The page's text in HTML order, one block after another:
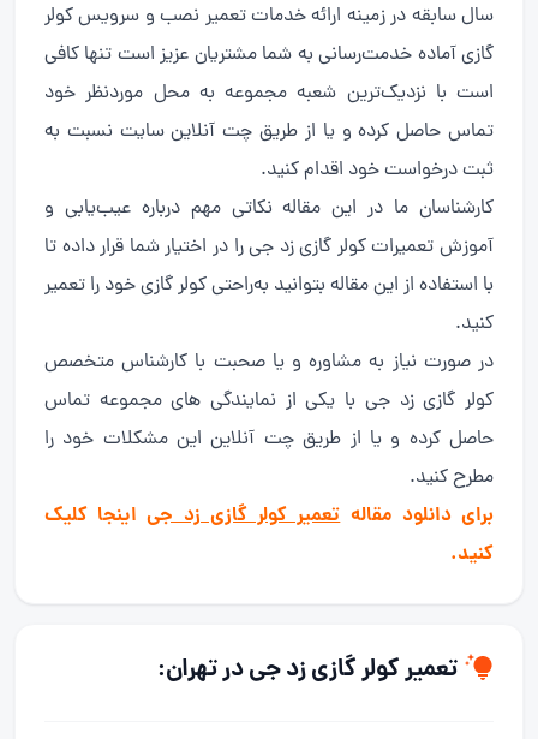
سال سابقه در زمینه ارائه خدمات تعمیر نصب و سرویس کولر
گازی آماده خدمت‌رسانی به شما مشتریان عزیز است تنها کافی
است با نزدیک‌ترین شعبه مجموعه به محل موردنظر خود
تماس حاصل کرده و یا از طریق چت آنلاین سایت نسبت به
ثبت درخواست خود اقدام کنید.
کارشناسان ما در این مقاله نکاتی مهم درباره عیب‌یابی و
آموزش تعمیرات کولر گازی زد جی را در اختیار شما قرار داده تا
با استفاده از این مقاله بتوانید به‌راحتی کولر گازی خود را تعمیر
کنید.
در صورت نیاز به مشاوره و یا صحبت با کارشناس متخصص
کولر گازی زد جی با یکی از نمایندگی های مجموعه تماس
حاصل کرده و یا از طریق چت آنلاین این مشکلات خود را
مطرح کنید.
برای دانلود مقالهتعمیر کولر گازی زد جیاینجا کلیک
کنید.
تعمیر کولر گازیزد جی در تهران: